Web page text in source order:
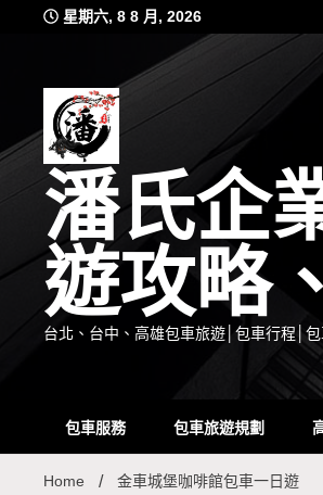
星期六, 8 8 月, 2026
潘氏企
遊攻略
台北、台中、高雄包車旅遊│包車行程│
包車服務 包車旅遊規劃
Home 金車城堡咖啡館包車一日遊